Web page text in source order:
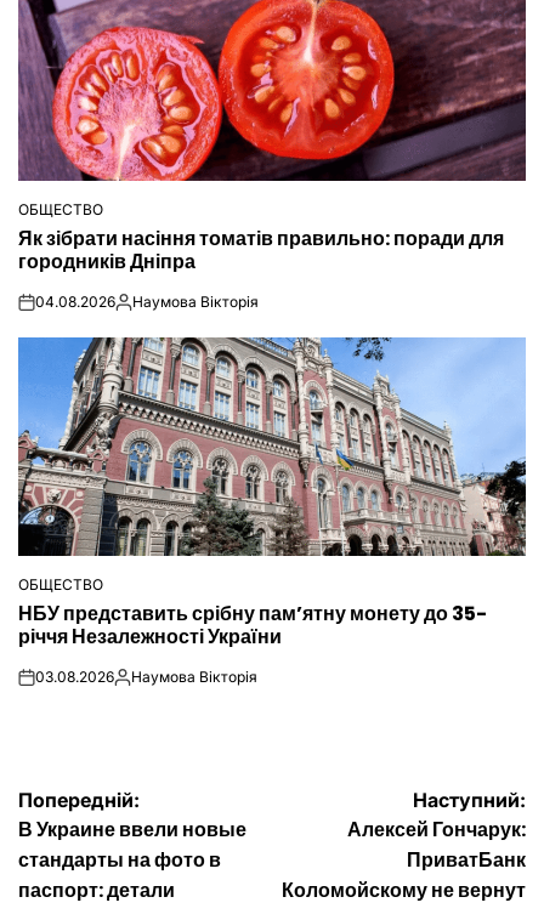
ОПУБЛІКУВАТИ
У
ОБЩЕСТВО
Як зібрати насіння томатів правильно: поради для
городників Дніпра
on04.08.2026Опубліковано
Наумова Вікторія
ОПУБЛІКУВАТИ
У
ОБЩЕСТВО
НБУ представить срібну пам’ятну монету до 35-
річчя Незалежності України
on03.08.2026Опубліковано
Наумова Вікторія
Навігація
записів
Попередній:
В Украине ввели новые
стандарты на фото в
паспорт: детали
Наступний:
Алексей Гончарук:
ПриватБанк
Коломойскому не вернут